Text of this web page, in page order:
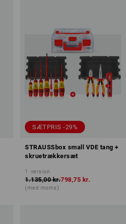
SÆTPRIS -29%
STRAUSSbox small VDE tang +
skruetrækkersæt
1 version
1.135,00 kr.798,75 kr.
(med moms)